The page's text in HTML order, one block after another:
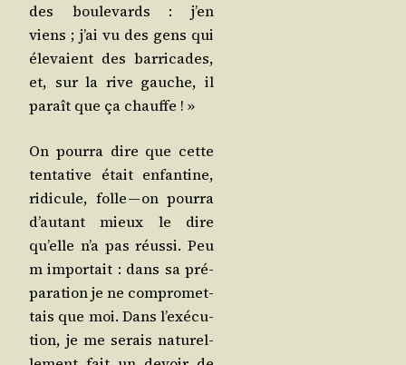
des bou­le­vards : j’en
viens ; j’ai vu des gens qui
éle­vaient des bar­ri­cades,
et, sur la rive gauche, il
paraît que ça chauffe ! »
On pour­ra dire que cette
ten­ta­tive était enfan­tine,
ridi­cule, folle — on pour­ra
d’au­tant mieux le dire
qu’elle n’a pas réus­si. Peu
m impor­tait : dans sa pré­
pa­ra­tion je ne com­pro­met­
tais que moi. Dans l’exé­cu­
tion, je me serais natu­rel­